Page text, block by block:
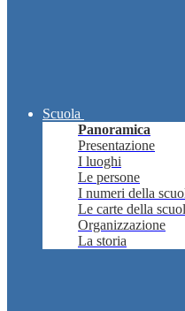
Scuola
Panoramica
Presentazione
I luoghi
Le persone
I numeri della
Le carte della
Organizzazione
La storia